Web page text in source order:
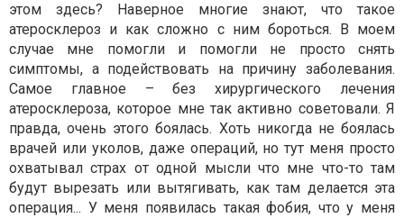
этом здесь? Наверное многие знают, что такое
атеросклероз и как сложно с ним бороться. В моем
случае мне помогли и помогли не просто снять
симптомы, а подействовать на причину заболевания.
Самое главное – без хирургического лечения
атеросклероза, которое мне так активно советовали. Я
правда, очень этого боялась. Хоть никогда не боялась
врачей или уколов, даже операций, но тут меня просто
охватывал страх от одной мысли что мне что-то там
будут вырезать или вытягивать, как там делается эта
операция... У меня появилась такая фобия, что у меня